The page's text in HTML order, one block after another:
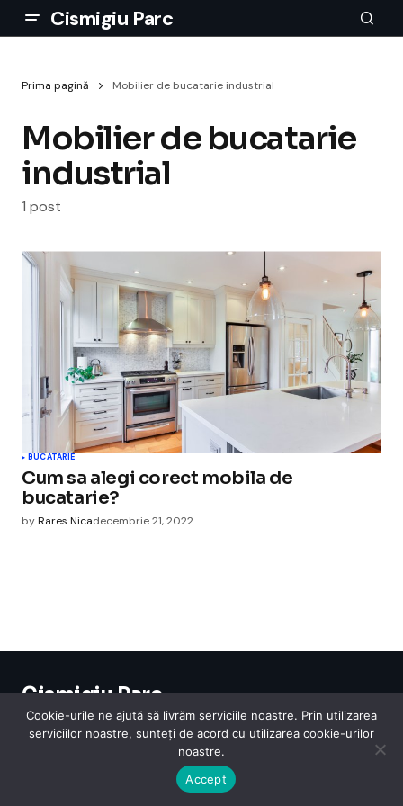
Cismigiu Parc
Prima pagină Mobilier de bucatarie industrial
Mobilier de bucatarie
industrial
1 post
BUCATARIE
Cum sa alegi corect mobila de
bucatarie?
byRares Nicadecembrie 21, 2022
Cismigiu Parc
© 2024 CismigiuParc. All Rights Reserved.
Internet Legislatie Medical Moda Sarbatori Telefoane
Cookie-urile ne ajută să livrăm serviciile noastre. Prin utilizarea
serviciilor noastre, sunteți de acord cu utilizarea cookie-urilor
noastre.
Accept